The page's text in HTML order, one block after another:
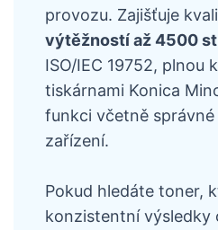
provozu. Zajišťuje
výtěžností až 4500
ISO/IEC 19752, plnou
tiskárnami Konica
funkci včetně
zařízení.
Pokud hledáte toner,
konzistentní výsledky